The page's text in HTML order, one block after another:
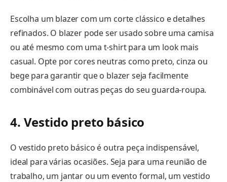
Escolha um blazer com um corte clássico e detalhes
refinados. O blazer pode ser usado sobre uma camisa
ou até mesmo com uma t-shirt para um look mais
casual. Opte por cores neutras como preto, cinza ou
bege para garantir que o blazer seja facilmente
combinável com outras peças do seu guarda-roupa.
4. Vestido preto básico
O vestido preto básico é outra peça indispensável,
ideal para várias ocasiões. Seja para uma reunião de
trabalho, um jantar ou um evento formal, um vestido